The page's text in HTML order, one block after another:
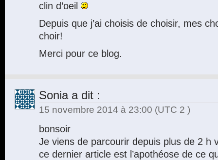
clin d’oeil
Depuis que j’ai choisis de choisir, mes
choir!
Merci pour ce blog.
Soniaa dit :
15 novembre 2014 à 23:00 (UTC 2 )
bonsoir
Je viens de parcourir depuis plus de 2 h
ce dernier article est l’apothéose de ce